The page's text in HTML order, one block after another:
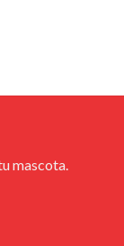
mascota.